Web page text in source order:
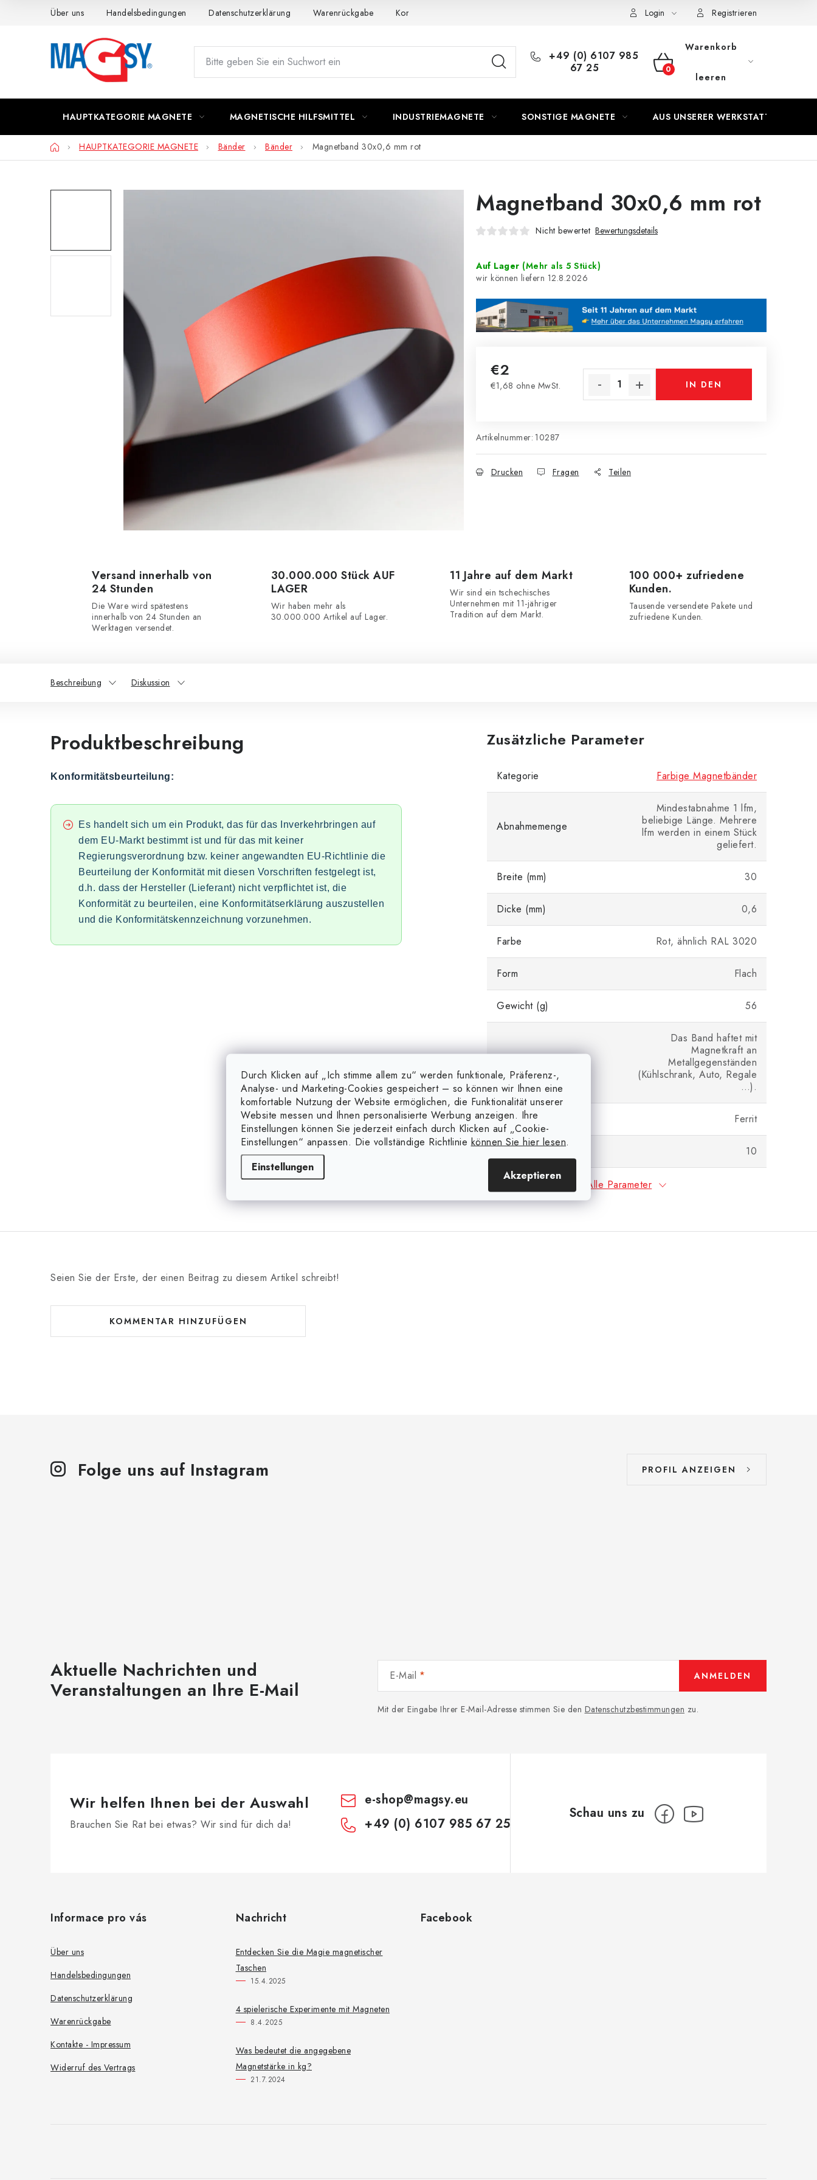
Durch Klicken auf „Ich stimme allem zu“ werden funktionale, Präferenz-,
Analyse- und Marketing-Cookies gespeichert – so können wir Ihnen eine
komfortable Nutzung der Website ermöglichen, die Funktionalität unserer
Website messen und Ihnen personalisierte Werbung anzeigen. Ihre
Einstellungen können Sie jederzeit einfach durch Klicken auf „Cookie-
Einstellungen“ anpassen. Die vollständige Richtlinie können Sie hier lesen.
Einstellungen
Akzeptieren
Über uns Handelsbedingungen Datenschutzerklärung Warenrückgabe Kontakte - Impressum Login Registrieren
+49 (0) 6107 985
67 25
WARENKORB
Warenkorb
leeren
HAUPTKATEGORIE MAGNETE MAGNETISCHE HILFSMITTEL INDUSTRIEMAGNETE SONSTIGE MAGNETE AUS UNSERER WERKSTATT
StartseiteHAUPTKATEGORIE MAGNETE Bänder Bänder Magnetband 30x0,6 mm rot
Magnetband 30x0,6 mm rot
Nicht bewertet Bewertungsdetails
Auf Lager (Mehr als 5 Stück)
12.8.2026
€2
€1,68 ohne MwSt. IN DEN
Artikelnummer: 10287
Drucken Fragen Teilen
Versand innerhalb von
24 Stunden
Die Ware wird spätestens
innerhalb von 24 Stunden an
Werktagen versendet.
30.000.000 Stück AUF
LAGER
Wir haben mehr als
30.000.000 Artikel auf Lager.
11 Jahre auf dem Markt
Wir sind ein tschechisches
Unternehmen mit 11-jähriger
Tradition auf dem Markt.
100 000+ zufriedene
Kunden.
Tausende versendete Pakete und
zufriedene Kunden.
Beschreibung Diskussion
Produktbeschreibung
Konformitätsbeurteilung:
Es handelt sich um ein Produkt, das für das Inverkehrbringen auf
dem EU-Markt bestimmt ist und für das mit keiner
Regierungsverordnung bzw. keiner angewandten EU-Richtlinie die
Beurteilung der Konformität mit diesen Vorschriften festgelegt ist,
d.h. dass der Hersteller (Lieferant) nicht verpflichtet ist, die
Konformität zu beurteilen, eine Konformitätserklärung auszustellen
und die Konformitätskennzeichnung vorzunehmen.
Zusätzliche Parameter
Kategorie Farbige Magnetbänder
Abnahmemenge
Mindestabnahme 1 lfm,
beliebige Länge. Mehrere
lfm werden in einem Stück
geliefert.
Breite (mm) 30
Dicke (mm) 0,6
Farbe Rot, ähnlich RAL 3020
Form Flach
Gewicht (g) 56
Das Band haftet mit
Magnetkraft an
Metallgegenständen
(Kühlschrank, Auto, Regale
…).
Material Ferrit
Meter pro Rolle (m) 10
Alle Parameter
Seien Sie der Erste, der einen Beitrag zu diesem Artikel schreibt!
KOMMENTAR HINZUFÜGEN
Folge uns auf Instagram PROFIL ANZEIGEN
Aktuelle Nachrichten und
Veranstaltungen an Ihre E-Mail
E-Mail
Mit der Eingabe Ihrer E-Mail-Adresse stimmen Sie den Datenschutzbestimmungen zu.
ANMELDEN
Wir helfen Ihnen bei der Auswahl
Brauchen Sie Rat bei etwas? Wir sind für dich da!
e-shop@magsy.eu
+49 (0) 6107 985 67 25
Informace pro vás
Über uns
Handelsbedingungen
Datenschutzerklärung
Warenrückgabe
Kontakte - Impressum
Widerruf des Vertrags
Nachricht
Entdecken Sie die Magie magnetischer
Taschen
15.4.2025
4 spielerische Experimente mit Magneten
8.4.2025
Was bedeutet die angegebene
Magnetstärke in kg?
21.7.2024
Facebook